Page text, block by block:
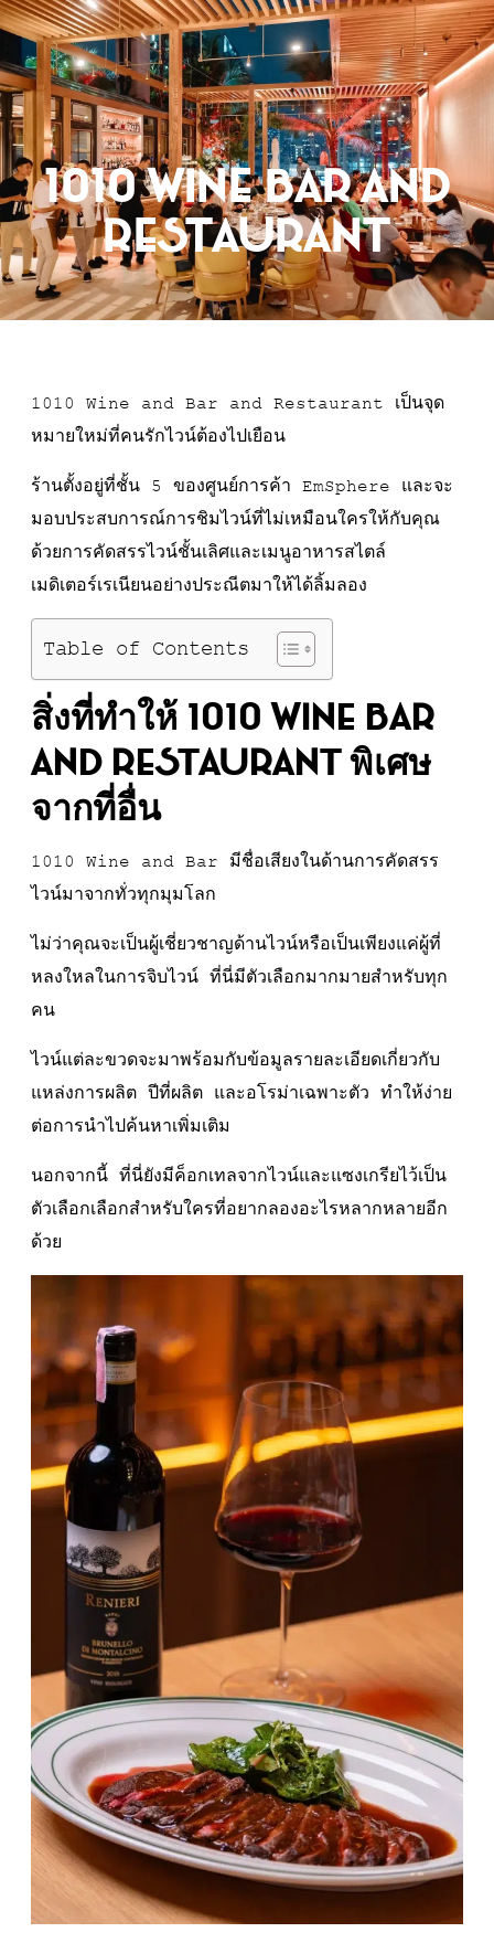
การจอง
1010 Wine Bar and
Restaurant
1010 Wine and Bar and Restaurant เป็นจุด
หมายใหม่ที่คนรักไวน์ต้องไปเยือน
ร้านตั้งอยู่ที่ชั้น 5 ของศูนย์การค้า EmSphere และจะ
มอบประสบการณ์การชิมไวน์ที่ไม่เหมือนใครให้กับคุณ
ด้วยการคัดสรรไวน์ชั้นเลิศและเมนูอาหารสไตล์
เมดิเตอร์เรเนียนอย่างประณีตมาให้ได้ลิ้มลอง
Table of Contents
สิ่งที่ทำให้ 1010 Wine Bar
and Restaurant พิเศษ
จากที่อื่น
1010 Wine and Bar มีชื่อเสียงในด้านการคัดสรร
ไวน์มาจากทั่วทุกมุมโลก
ไม่ว่าคุณจะเป็นผู้เชี่ยวชาญด้านไวน์หรือเป็นเพียงแค่ผู้ที่
หลงใหลในการจิบไวน์ ที่นี่มีตัวเลือกมากมายสำหรับทุก
คน
ไวน์แต่ละขวดจะมาพร้อมกับข้อมูลรายละเอียดเกี่ยวกับ
แหล่งการผลิต ปีที่ผลิต และอโรม่าเฉพาะตัว ทำให้ง่าย
ต่อการนำไปค้นหาเพิ่มเติม
นอกจากนี้ ที่นี่ยังมีค็อกเทลจากไวน์และแซงเกรียไว้เป็น
ตัวเลือกเลือกสำหรับใครที่อยากลองอะไรหลากหลายอีก
ด้วย